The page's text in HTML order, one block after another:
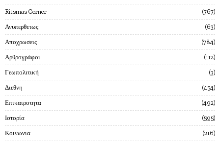
Ritsmas Corner 767
Ανυπερθετως 63
Αποχρωσεις 784
Αρθρογράφοι 112
Γεωπολιτική 3
Διεθνη 454
Επικαιροτητα 492
Ιστορία 595
Κοινωνια 216